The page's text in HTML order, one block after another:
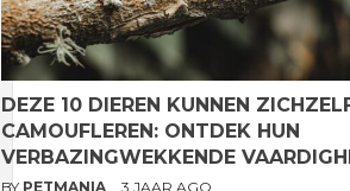
DEZE 10 DIEREN KUNNEN
CAMOUFLEREN: ONTDEK HUN
VERBAZINGWEKKENDE
BY PETMANIA 3 JAAR AGO